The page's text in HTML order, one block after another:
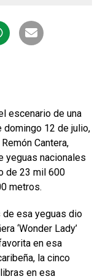
escenario de una
domingo 12 de julio,
Cantera,
yeguas nacionales
de 23 mil 600
metros.
de esa yeguas dio
‘Wonder Lady’
en esa
la cinco
en esa